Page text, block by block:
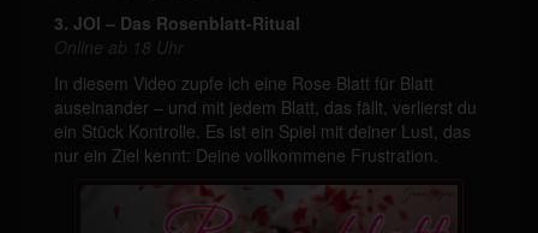
3. JOI – Das Rosenblatt-Ritual
Online ab 18 Uhr
In diesem Video zupfe ich eine Rose Blatt für Blatt
auseinander – und mit jedem Blatt, das fällt, verlierst du
ein Stück Kontrolle. Es ist ein Spiel mit deiner Lust, das
nur ein Ziel kennt: Deine vollkommene Frustration.